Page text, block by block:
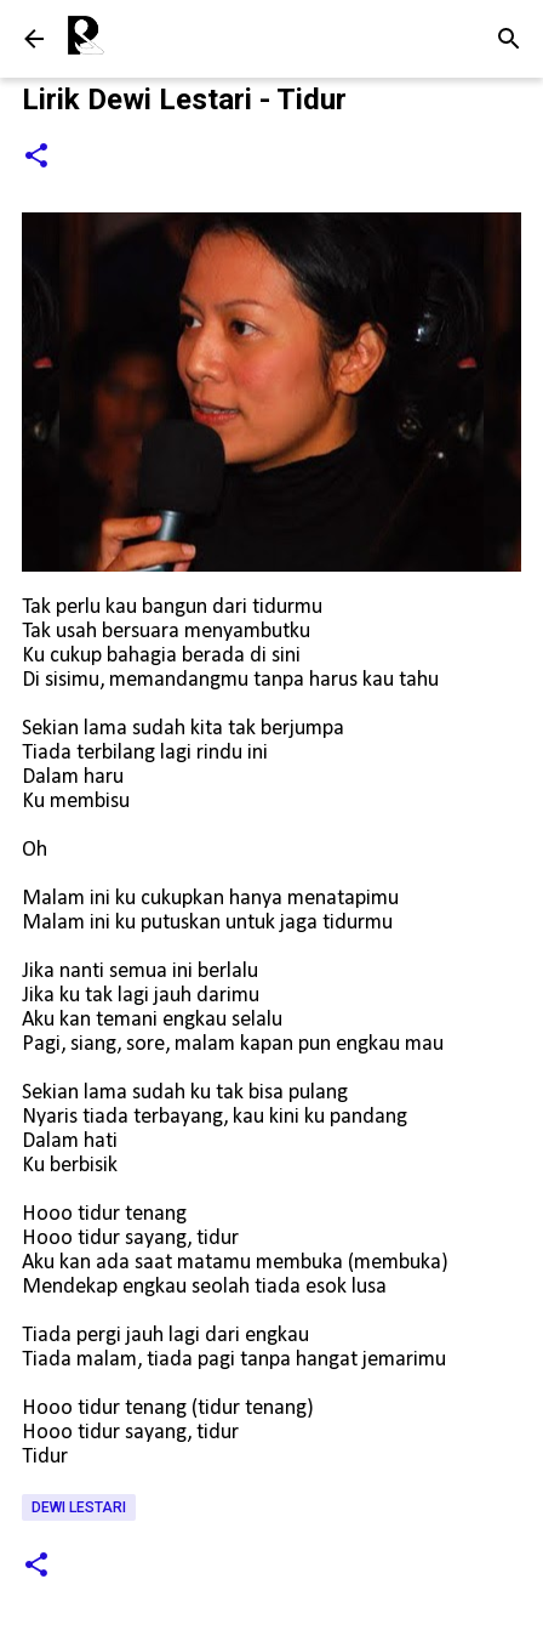
Lirik Dewi Lestari - Tidur
Tak perlu kau bangun dari tidurmu
Tak usah bersuara menyambutku
Ku cukup bahagia berada di sini
Di sisimu, memandangmu tanpa harus kau tahu
Sekian lama sudah kita tak berjumpa
Tiada terbilang lagi rindu ini
Dalam haru
Ku membisu
Oh
Malam ini ku cukupkan hanya menatapimu
Malam ini ku putuskan untuk jaga tidurmu
Jika nanti semua ini berlalu
Jika ku tak lagi jauh darimu
Aku kan temani engkau selalu
Pagi, siang, sore, malam kapan pun engkau mau
Sekian lama sudah ku tak bisa pulang
Nyaris tiada terbayang, kau kini ku pandang
Dalam hati
Ku berbisik
Hooo tidur tenang
Hooo tidur sayang, tidur
Aku kan ada saat matamu membuka (membuka)
Mendekap engkau seolah tiada esok lusa
Tiada pergi jauh lagi dari engkau
Tiada malam, tiada pagi tanpa hangat jemarimu
Hooo tidur tenang (tidur tenang)
Hooo tidur sayang, tidur
Tidur
DEWI LESTARI